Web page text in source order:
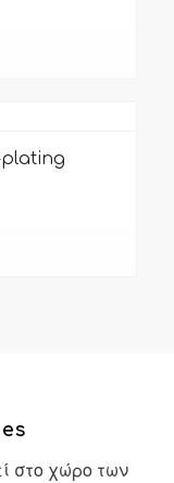
plating
στο χώρο των